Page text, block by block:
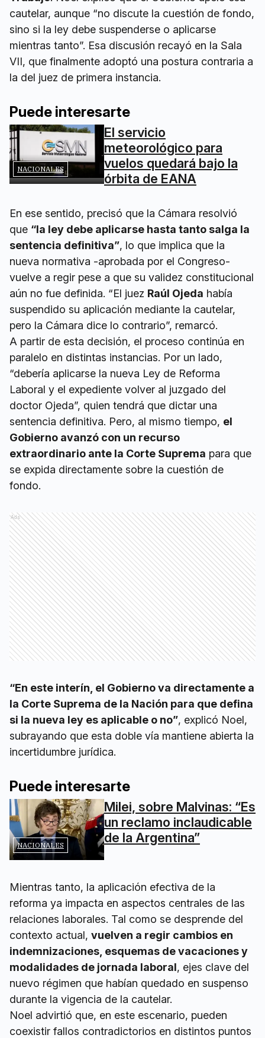
cautelar, aunque “no discute la cuestión de fondo,
sino si la ley debe suspenderse o aplicarse
mientras tanto”. Esa discusión recayó en la Sala
VII, que finalmente adoptó una postura contraria a
la del juez de primera instancia.
Puede interesarte
NACIONALES
El servicio
meteorológico para
vuelos quedará bajo la
órbita de EANA
En ese sentido, precisó que la Cámara resolvió
que “la ley debe aplicarse hasta tanto salga la
sentencia definitiva”, lo que implica que la
nueva normativa -aprobada por el Congreso-
vuelve a regir pese a que su validez constitucional
aún no fue definida. “El juez Raúl Ojeda había
suspendido su aplicación mediante la cautelar,
pero la Cámara dice lo contrario”, remarcó.
A partir de esta decisión, el proceso continúa en
paralelo en distintas instancias. Por un lado,
“debería aplicarse la nueva Ley de Reforma
Laboral y el expediente volver al juzgado del
doctor Ojeda”, quien tendrá que dictar una
sentencia definitiva. Pero, al mismo tiempo, el
Gobierno avanzó con un recurso
extraordinario ante la Corte Suprema para que
se expida directamente sobre la cuestión de
fondo.
Ads
“En este interín, el Gobierno va directamente a
la Corte Suprema de la Nación para que defina
si la nueva ley es aplicable o no”, explicó Noel,
subrayando que esta doble vía mantiene abierta la
incertidumbre jurídica.
Puede interesarte
NACIONALES
Milei, sobre Malvinas: “Es
un reclamo inclaudicable
de la Argentina”
Mientras tanto, la aplicación efectiva de la
reforma ya impacta en aspectos centrales de las
relaciones laborales. Tal como se desprende del
contexto actual, vuelven a regir cambios en
indemnizaciones, esquemas de vacaciones y
modalidades de jornada laboral, ejes clave del
nuevo régimen que habían quedado en suspenso
durante la vigencia de la cautelar.
Noel advirtió que, en este escenario, pueden
coexistir fallos contradictorios en distintos puntos